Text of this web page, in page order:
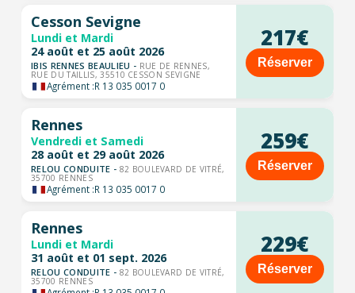
Cesson Sevigne
Lundi et Mardi
24 août et 25 août 2026
IBIS RENNES BEAULIEU - RUE DE RENNES,
RUE DU TAILLIS, 35510 CESSON SEVIGNE
Agrément :R 13 035 0017 0
217€
Réserver
Rennes
Vendredi et Samedi
28 août et 29 août 2026
RELOU CONDUITE - 82 BOULEVARD DE VITRÉ,
35700 RENNES
Agrément :R 13 035 0017 0
259€
Réserver
Rennes
Lundi et Mardi
31 août et 01 sept. 2026
RELOU CONDUITE - 82 BOULEVARD DE VITRÉ,
35700 RENNES
229€
Réserver